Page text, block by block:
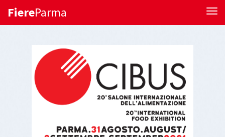
FiereParma